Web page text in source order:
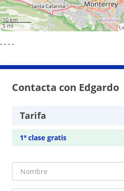
10 km
5 mi
· · · ·
Contacta con Edgardo
Tarifa
1ª clase gratis